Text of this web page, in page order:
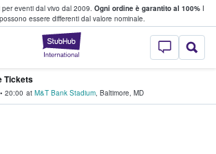
eventi dal vivo dal 2009. Ogni ordine è garantito al 100%I
essere differenti dal valore nominale.
StubHub - Dove
e vendono biglietti
Tickets
• 20:00 at M&T Bank Stadium, Baltimore, MD